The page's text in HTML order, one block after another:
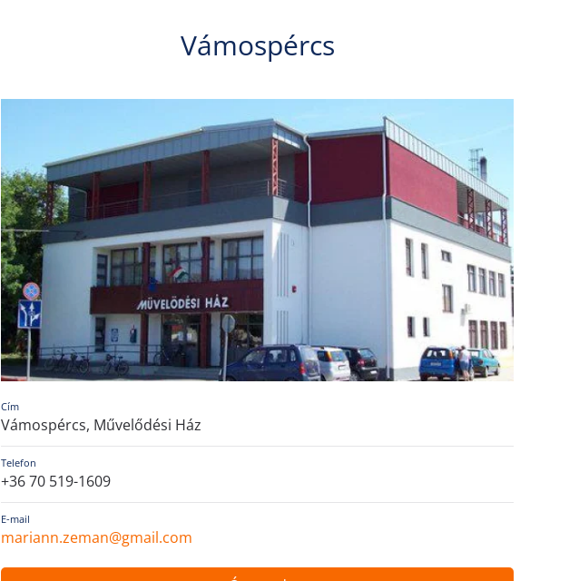
Vámospércs
Cím
Vámospércs, Művelődési Ház
Telefon
+36 70 519-1609
E-mail
mariann.zeman@gmail.com